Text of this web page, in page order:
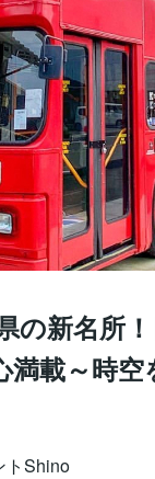
の新名所
載～時空
トShino